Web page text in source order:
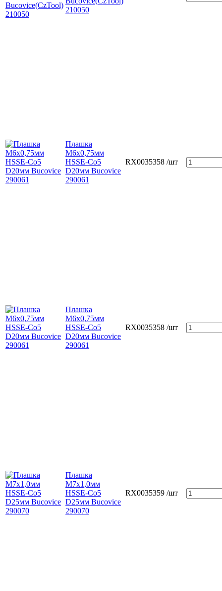
210050
Плашка
М6х0,75мм
HSSE-Co5
D20мм Bucovice
290061
RX0035358 /шт
Плашка
М6х0,75мм
HSSE-Co5
D20мм Bucovice
290061
RX0035358 /шт
Плашка
М7х1,0мм
HSSE-Co5
D25мм Bucovice
290070
RX0035359 /шт